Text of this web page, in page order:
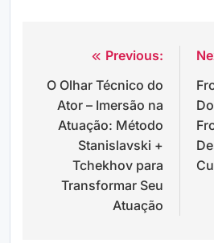
Navegação
de
Post
Previous:
O Olhar Técnico do
Ator – Imersão na
Atuação: Método
Stanislavski +
Tchekhov para
Transformar Seu
Atuação